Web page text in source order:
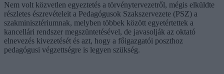
Nem volt közvetlen egyeztetés a törvénytervezetről, mégis elküldte
részletes észrevételeit a Pedagógusok Szakszervezete (PSZ) a
szakminisztériumnak, melyben többek között egyetértettek a
kancellári rendszer megszüntetésével, de javasolják az oktató
elnevezés kivezetését és azt, hogy a főigazgatói poszthoz
pedagógusi végzettségre is legyen szükség.